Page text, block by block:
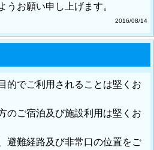
うお願い申し上げます。
2016/08/14
的でご利用されることは堅くお
のご宿泊及び施設利用は堅くお
避難経路及び非常口の位置をご